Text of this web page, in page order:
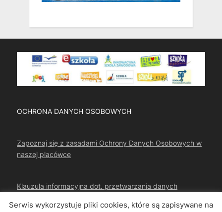
OCHRONA DANYCH OSOBOWYCH
Zapoznaj się z zasadami Ochrony Danych Osobowych w
naszej placówce
Klauzula informacyjna dot. przetwarzania danych
Serwis wykorzystuje pliki cookies, które są zapisywane na